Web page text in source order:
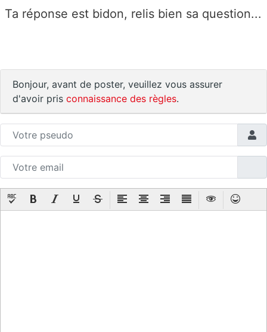
Ta réponse est bidon, relis bien sa question...
Bonjour, avant de poster, veuillez vous assurer
d'avoir pris connaissance des règles.